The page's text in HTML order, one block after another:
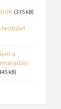
(335 kB)
testület
a
kB)